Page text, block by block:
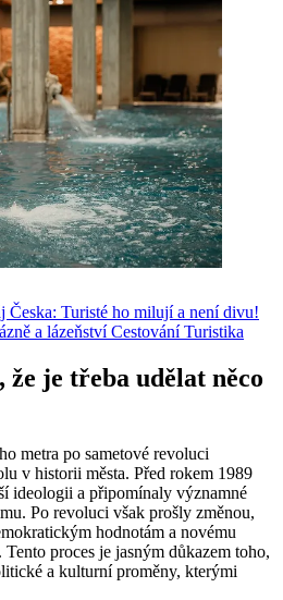
Česka: Turisté ho milují a není divu!
a lázeňství CestováníTuristika
je třeba udělat něco
metra po sametové revoluci
v historii města. Před rokem 1989
ideologii a připomínaly významné
Po revoluci však prošly změnou,
hodnotám a novému
proces je jasným důkazem toho,
a kulturní proměny, kterými